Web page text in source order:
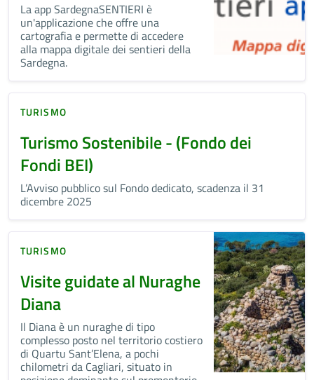
La app SardegnaSENTIERI è
un'applicazione che offre una
cartografia e permette di accedere
alla mappa digitale dei sentieri della
Sardegna.
TURISMO
Turismo Sostenibile - (Fondo dei
Fondi BEI)
L’Avviso pubblico sul Fondo dedicato, scadenza il 31
dicembre 2025
TURISMO
Visite guidate al Nuraghe
Diana
Il Diana è un nuraghe di tipo
complesso posto nel territorio costiero
di Quartu Sant’Elena, a pochi
chilometri da Cagliari, situato in